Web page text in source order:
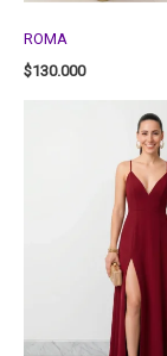
ROMA
$130.000